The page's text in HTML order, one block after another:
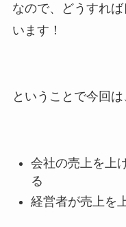
なので、どうすれ
います！
ということで今回は
会社の売上を上
る
経営者が売上を